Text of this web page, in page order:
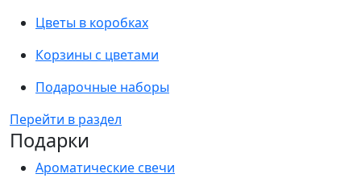
Цветы в коробках
Корзины с цветами
Подарочные наборы
Перейти в раздел
Подарки
Ароматические свечи